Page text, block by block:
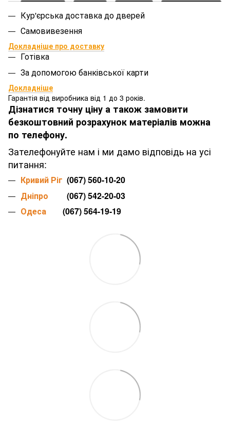
Кур'єрська доставка до дверей
Самовивезення
Докладніше про доставку
Готівка
За допомогою банківської карти
Докладніше
Гарантія від виробника від 1 до 3 років.
Дізнатися точну ціну а також замовити
безкоштовний розрахунок матеріалів можна
по телефону.
Зателефонуйте нам і ми дамо відповідь на усі
питання:
Кривий Ріг (067) 560-10-20
Дніпро (067) 542-20-03
Одеса (067) 564-19-19